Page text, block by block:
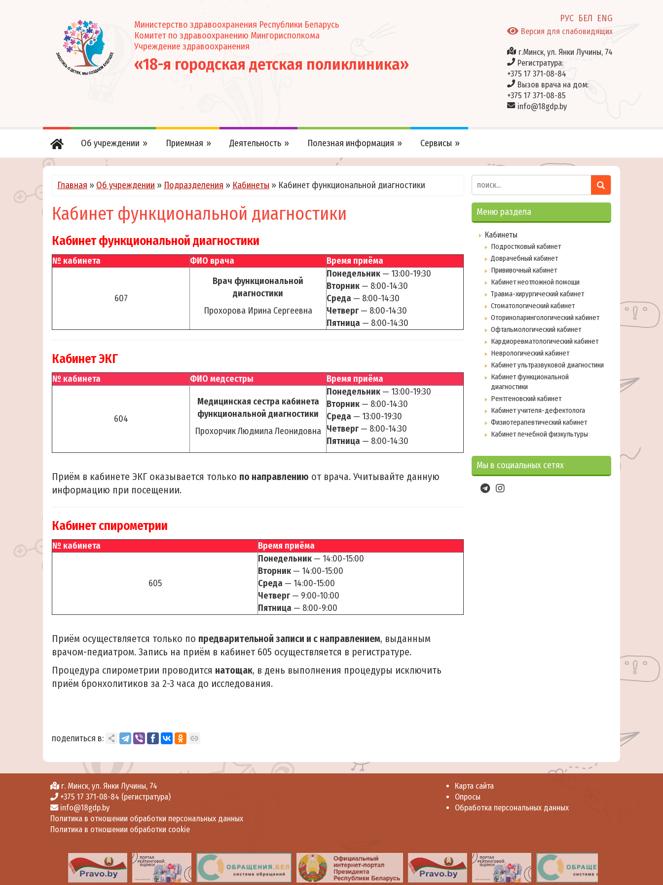
Министерство здравоохранения Республики Беларусь
Комитет по здравоохранению Мингорисполкома
Учреждение здравоохранения
«18-я городская детская поликлиника»
РУС БЕЛ ENG
Версия для слабовидящих
г.Минск, ул. Янки Лучины, 74
Регистратура:
+375 17 371-08-84
Вызов врача на дом:
+375 17 371-08-85
info@18gdp.by
Об учреждении Приемная Деятельность Полезная информация Сервисы
Главная » Об учреждении » Подразделения » Кабинеты » Кабинет функциональной диагностики
Кабинет функциональной диагностики
Кабинет функциональной диагностики
№ кабинета ФИО врача Время приёма
607
Врач функциональной
диагностики
Прохорова Ирина Сергеевна
Понедельник — 13:00-19:30
Вторник — 8:00-14:30
Среда — 8:00-14:30
Четверг — 8:00-14:30
Пятница — 8:00-14:30
Кабинет ЭКГ
№ кабинета ФИО медсестры Время приёма
604
Медицинская сестра кабинета
функциональной диагностики
Прохорчик Людмила Леонидовна
Понедельник — 13:00-19:30
Вторник — 8:00-14:30
Среда — 13:00-19:30
Четверг — 8:00-14:30
Пятница — 8:00-14:30
Приём в кабинете ЭКГ оказывается только по направлению от врача. Учитывайте данную
информацию при посещении.
Кабинет спирометрии
№ кабинета Время приёма
605
Понедельник — 14:00-15:00
Вторник — 14:00-15:00
Среда — 14:00-15:00
Четверг — 9:00-10:00
Пятница — 8:00-9:00
Приём осуществляется только по предварительной записи и с направлением, выданным
врачом-педиатром. Запись на приём в кабинет 605 осуществляется в регистратуре.
Процедура спирометрии проводится натощак, в день выполнения процедуры исключить
приём бронхолитиков за 2-3 часа до исследования.
поделиться в:
Меню раздела
Кабинеты
Подростковый кабинет
Доврачебный кабинет
Прививочный кабинет
Кабинет неотложной помощи
Травма-хирургический кабинет
Стоматологический кабинет
Оториноларингологический кабинет
Офтальмологический кабинет
Кардиоревматологический кабинет
Неврологический кабинет
Кабинет ультразвуковой диагностики
Кабинет функциональной
диагностики
Рентгеновский кабинет
Кабинет учителя-дефектолога
Физиотерапевтический кабинет
Кабинет лечебной физкультуры
Мы в социальных сетях
г. Минск, ул. Янки Лучины, 74
+375 17 371-08-84 (регистратура)
info@18gdp.by
Политика в отношении обработки персональных данных
Политика в отношении обработки cookie
Карта сайта
Опросы
Обработка персональных данных